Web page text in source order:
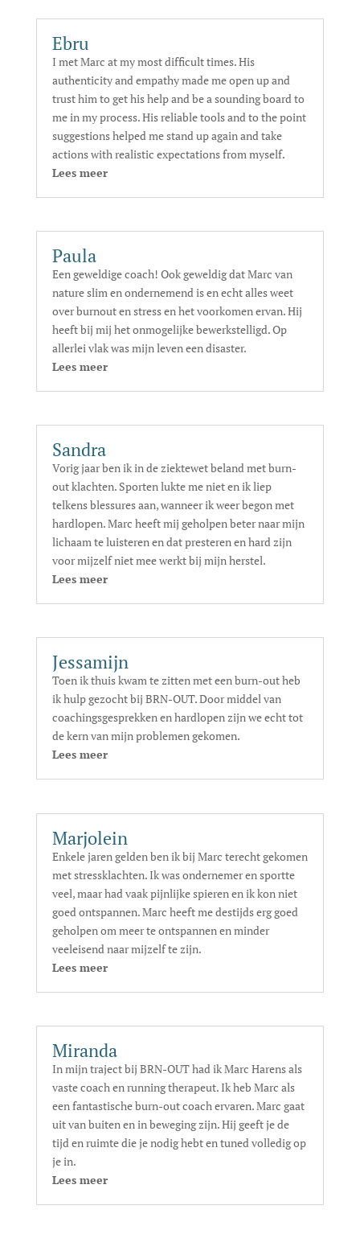
Ebru
I met Marc at my most difficult times. His
authenticity and empathy made me open up and
trust him to get his help and be a sounding board to
me in my process. His reliable tools and to the point
suggestions helped me stand up again and take
actions with realistic expectations from myself.
Lees meer
Paula
Een geweldige coach! Ook geweldig dat Marc van
nature slim en ondernemend is en echt alles weet
over burnout en stress en het voorkomen ervan. Hij
heeft bij mij het onmogelijke bewerkstelligd. Op
allerlei vlak was mijn leven een disaster.
Lees meer
Sandra
Vorig jaar ben ik in de ziektewet beland met burn-
out klachten. Sporten lukte me niet en ik liep
telkens blessures aan, wanneer ik weer begon met
hardlopen. Marc heeft mij geholpen beter naar mijn
lichaam te luisteren en dat presteren en hard zijn
voor mijzelf niet mee werkt bij mijn herstel.
Lees meer
Jessamijn
Toen ik thuis kwam te zitten met een burn-out heb
ik hulp gezocht bij BRN-OUT. Door middel van
coachingsgesprekken en hardlopen zijn we echt tot
de kern van mijn problemen gekomen.
Lees meer
Marjolein
Enkele jaren gelden ben ik bij Marc terecht gekomen
met stressklachten. Ik was ondernemer en sportte
veel, maar had vaak pijnlijke spieren en ik kon niet
goed ontspannen. Marc heeft me destijds erg goed
geholpen om meer te ontspannen en minder
veeleisend naar mijzelf te zijn.
Lees meer
Miranda
In mijn traject bij BRN-OUT had ik Marc Harens als
vaste coach en running therapeut. Ik heb Marc als
een fantastische burn-out coach ervaren. Marc gaat
uit van buiten en in beweging zijn. Hij geeft je de
tijd en ruimte die je nodig hebt en tuned volledig op
je in.
Lees meer